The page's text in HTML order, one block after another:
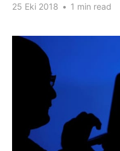
25 Eki 2018 • 1 min read